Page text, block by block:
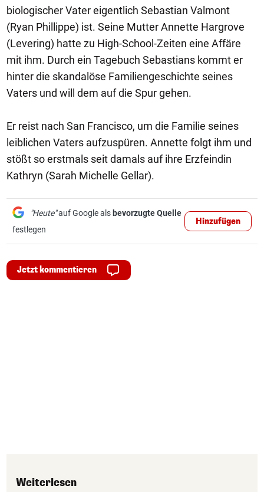
biologischer Vater eigentlich Sebastian Valmont
(Ryan Phillippe) ist. Seine Mutter Annette Hargrove
(Levering) hatte zu High-School-Zeiten eine Affäre
mit ihm. Durch ein Tagebuch Sebastians kommt er
hinter die skandalöse Familiengeschichte seines
Vaters und will dem auf die Spur gehen.
Er reist nach San Francisco, um die Familie seines
leiblichen Vaters aufzuspüren. Annette folgt ihm und
stößt so erstmals seit damals auf ihre Erzfeindin
Kathryn (Sarah Michelle Gellar).
"Heute"auf Google als bevorzugte Quelle
festlegen
Hinzufügen
Jetzt kommentieren
Weiterlesen